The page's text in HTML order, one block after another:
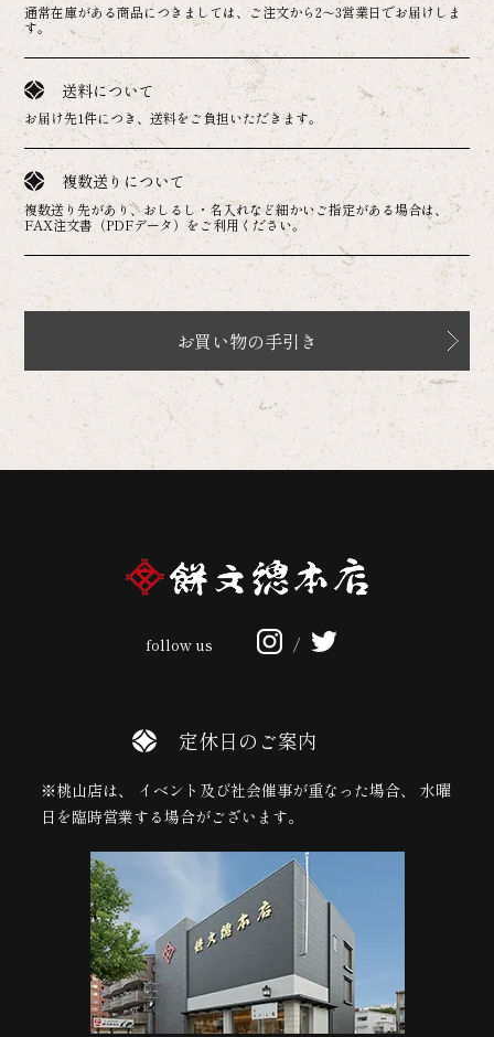
通常在庫がある商品につきましては、ご注文から2～3営業日でお届けしま
す。
送料について
お届け先1件につき、送料をご負担いただきます。
複数送りについて
複数送り先があり、おしるし・名入れなど細かいご指定がある場合は、
FAX注文書（PDFデータ）をご利用ください。
お買い物の手引き
follow us /
定休日のご案内
※桃山店は、 イベント及び社会催事が重なった場合、 水曜
日を臨時営業する場合がございます。